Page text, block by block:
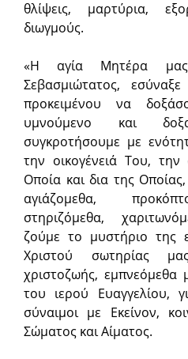
θλίψεις, μαρτύρια,
διωγμούς.
«Η αγία Μητέρα
Σεβασμιώτατος,
προκειμένου να
υμνούμενο και
συγκροτήσουμε με
την οικογένειά Του, την
Οποία και δια της Οποίας,
αγιάζομεθα,
στηριζόμεθα,
ζούμε το μυστήριο της
Χριστού σωτηρίας
χριστοζωής,
του ιερού Ευαγγελίου,
σύναιμοι με Εκείνον,
Σώματος και Αίματος.